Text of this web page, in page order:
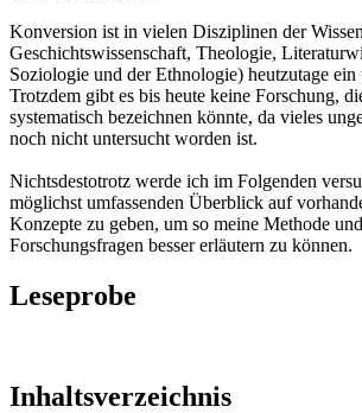
Konversion ist in vielen Disziplinen der
Geschichtswissenschaft, Theologie,
Soziologie und der Ethnologie) heutzutage
Trotzdem gibt es bis heute keine Forschung,
systematisch bezeichnen könnte, da vieles
noch nicht untersucht worden ist.
Nichtsdestotrotz werde ich im Folgenden
möglichst umfassenden Überblick auf
Konzepte zu geben, um so meine Methode
Forschungsfragen besser erläutern zu können.
Leseprobe
Inhaltsverzeichnis